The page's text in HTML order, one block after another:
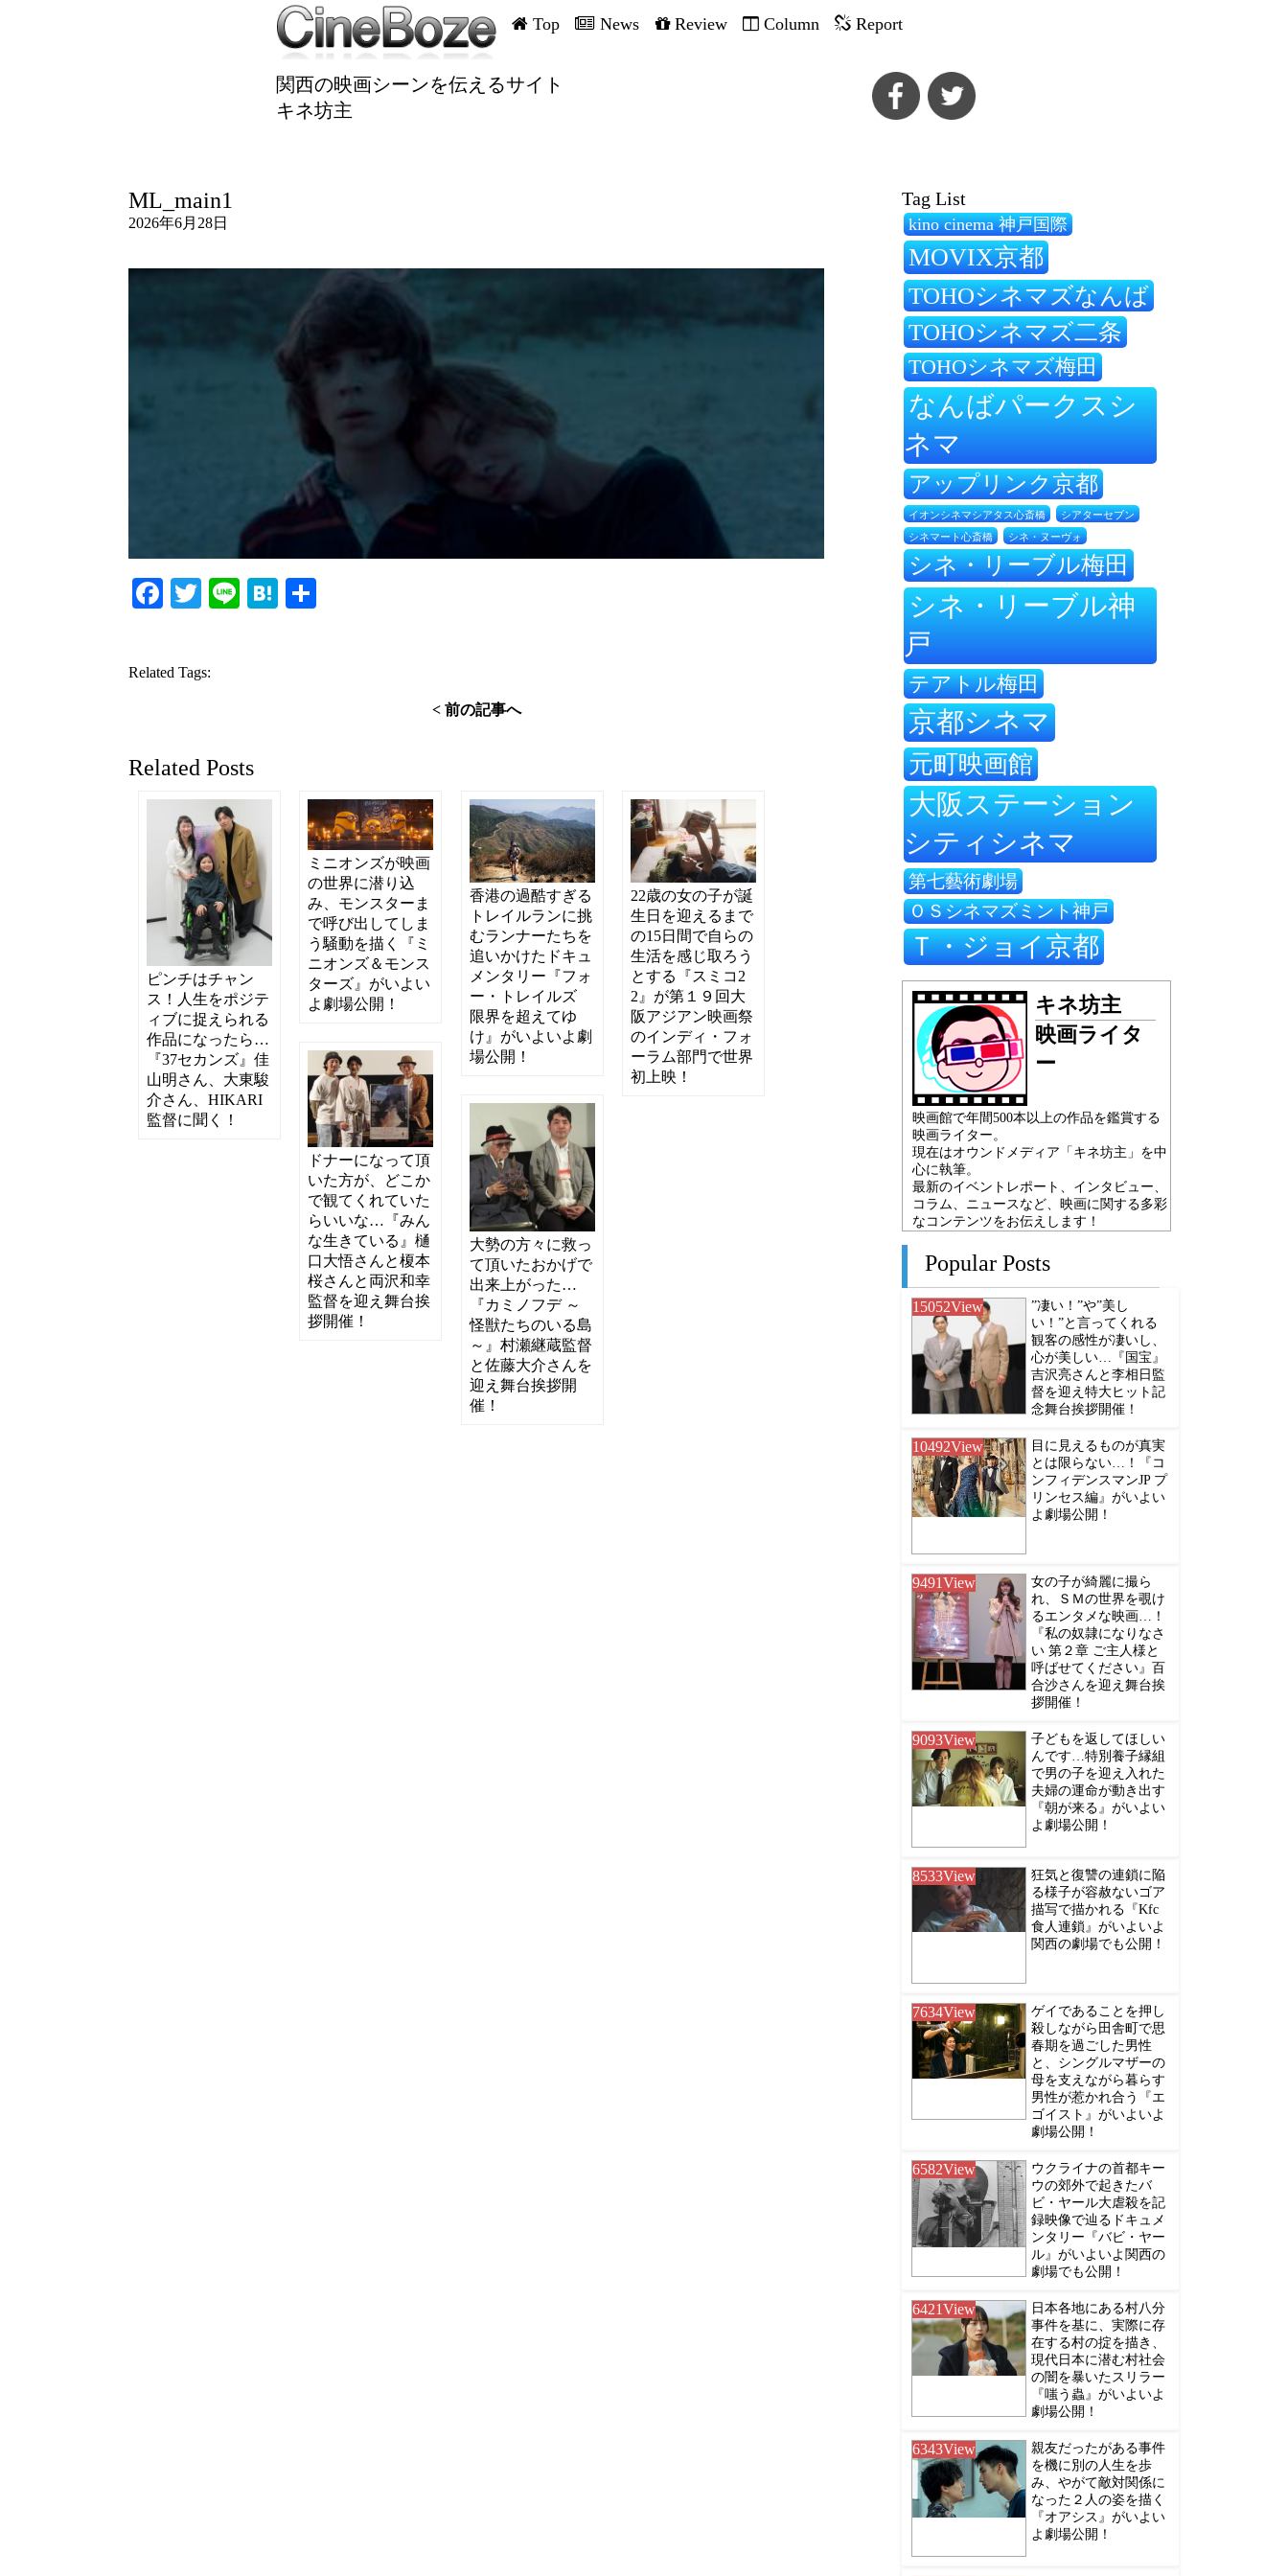
Top News Review Column Report
関西の映画シーンを伝えるサイト
キネ坊主
ML_main1
2026年6月28日
Facebook
TwitterLineHatena
Related Tags:
< 前の記事へ
Related Posts
ピンチはチャン
ス！人生をポジテ
ィブに捉えられる
作品になったら…
『37セカンズ』佳
山明さん、大東駿
介さん、HIKARI
監督に聞く！
ミニオンズが映画
の世界に潜り込
み、モンスターま
で呼び出してしま
う騒動を描く『ミ
ニオンズ＆モンス
ターズ』がいよい
よ劇場公開！
香港の過酷すぎる
トレイルランに挑
むランナーたちを
追いかけたドキュ
メンタリー『フォ
ー・トレイルズ
限界を超えてゆ
け』がいよいよ劇
場公開！
22歳の女の子が誕
生日を迎えるまで
の15日間で自らの
生活を感じ取ろう
とする『スミコ2
2』が第１９回大
阪アジアン映画祭
のインディ・フォ
ーラム部門で世界
初上映！
ドナーになって頂
いた方が、どこか
で観てくれていた
らいいな…『みん
な生きている』樋
口大悟さんと榎本
桜さんと両沢和幸
監督を迎え舞台挨
拶開催！
大勢の方々に救っ
て頂いたおかげで
出来上がった…
『カミノフデ ～
怪獣たちのいる島
～』村瀬継蔵監督
と佐藤大介さんを
迎え舞台挨拶開
催！
Tag List
kino cinema 神戸国際
MOVIX京都
TOHOシネマズなんば
TOHOシネマズ二条
TOHOシネマズ梅田
なんばパークスシ
ネマ
アップリンク京都
イオンシネマシアタス心斎橋 シアターセブン
シネマート心斎橋 シネ・ヌーヴォ
シネ・リーブル梅田
シネ・リーブル神
戸
テアトル梅田
京都シネマ
元町映画館
大阪ステーション
シティシネマ
第七藝術劇場
ＯＳシネマズミント神戸
Ｔ・ジョイ京都
キネ坊主
映画ライタ
ー
映画館で年間500本以上の作品を鑑賞する
映画ライター。
現在はオウンドメディア「キネ坊主」を中
心に執筆。
最新のイベントレポート、インタビュー、
コラム、ニュースなど、映画に関する多彩
なコンテンツをお伝えします！
Popular Posts
15052View
”凄い！”や”美し
い！”と言ってくれる
観客の感性が凄いし、
心が美しい…『国宝』
吉沢亮さんと李相日監
督を迎え特大ヒット記
念舞台挨拶開催！
10492View
目に見えるものが真実
とは限らない…！『コ
ンフィデンスマンJP プ
リンセス編』がいよい
よ劇場公開！
9491View
女の子が綺麗に撮ら
れ、ＳＭの世界を覗け
るエンタメな映画…！
『私の奴隷になりなさ
い 第２章 ご主人様と
呼ばせてください』百
合沙さんを迎え舞台挨
拶開催！
9093View
子どもを返してほしい
んです…特別養子縁組
で男の子を迎え入れた
夫婦の運命が動き出す
『朝が来る』がいよい
よ劇場公開！
8533View
狂気と復讐の連鎖に陥
る様子が容赦ないゴア
描写で描かれる『Kfc
食人連鎖』がいよいよ
関西の劇場でも公開！
7634View
ゲイであることを押し
殺しながら田舎町で思
春期を過ごした男性
と、シングルマザーの
母を支えながら暮らす
男性が惹かれ合う『エ
ゴイスト』がいよいよ
劇場公開！
6582View
ウクライナの首都キー
ウの郊外で起きたバ
ビ・ヤール大虐殺を記
録映像で辿るドキュメ
ンタリー『バビ・ヤー
ル』がいよいよ関西の
劇場でも公開！
6421View
日本各地にある村八分
事件を基に、実際に存
在する村の掟を描き、
現代日本に潜む村社会
の闇を暴いたスリラー
『嗤う蟲』がいよいよ
劇場公開！
6343View
親友だったがある事件
を機に別の人生を歩
み、やがて敵対関係に
なった２人の姿を描く
『オアシス』がいよい
よ劇場公開！